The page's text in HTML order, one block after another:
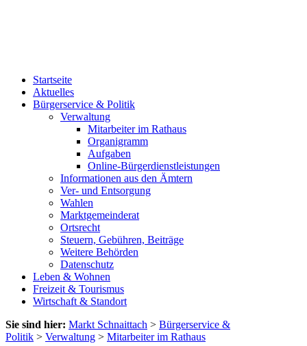
Startseite
Aktuelles
Bürgerservice & Politik
Verwaltung
Mitarbeiter im Rathaus
Organigramm
Aufgaben
Online-Bürgerdienstleistungen
Informationen aus den Ämtern
Ver- und Entsorgung
Wahlen
Marktgemeinderat
Ortsrecht
Steuern, Gebühren, Beiträge
Weitere Behörden
Datenschutz
Leben & Wohnen
Freizeit & Tourismus
Wirtschaft & Standort
Sie sind hier: Markt Schnaittach > Bürgerservice &
Politik > Verwaltung > Mitarbeiter im Rathaus